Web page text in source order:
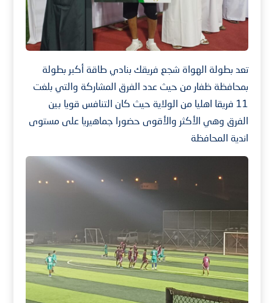
تعد بطولة الهواة شجع فريقك بنادي طاقة أكبر بطولة
بمحافظة ظفار من حيث عدد الفرق المشاركة والتي بلغت
11 فريقا اهليا من الولاية حيث كان التنافس قويا بين
الفرق وهي الأكثر والأقوى حضورا جماهيريا على مستوى
اندية المحافظة